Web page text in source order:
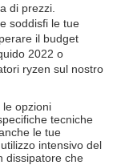
di prezzi.
soddisfi le tue
il budget
2022 o
ryzen sul nostro
le opzioni
tecniche
le tue
intensivo del
dissipatore che